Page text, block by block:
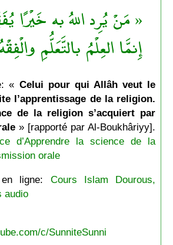
« مَنْ يُرِد اللهُ به خَيْرًا
إِنمَّا العِلْمُ بالتَّعَلُّمِ
« Celui pour qui Allâh veut le
l’apprentissage de la religion.
de la religion s’acquiert par
» [rapporté par Al-Boukhâriyy].
d’Apprendre la science de la
orale
ligne: Cours Islam Dourous,
audio
c/SunniteSunni